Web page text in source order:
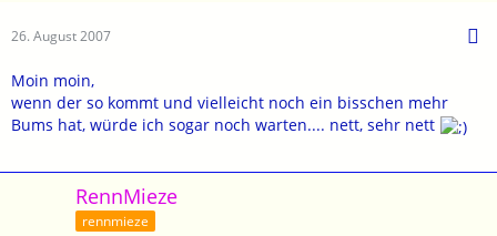
26. August 2007
Moin moin,
wenn der so kommt und vielleicht noch ein bisschen mehr
Bums hat, würde ich sogar noch warten.... nett, sehr nett
RennMieze
rennmieze